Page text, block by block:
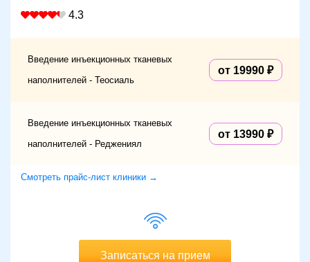
4.3
Введение инъекционных тканевых
наполнителей - Теосиаль
от 19990
Введение инъекционных тканевых
наполнителей - Реджениял
от 13990
Смотреть прайс-лист клиники →
Записаться на прием